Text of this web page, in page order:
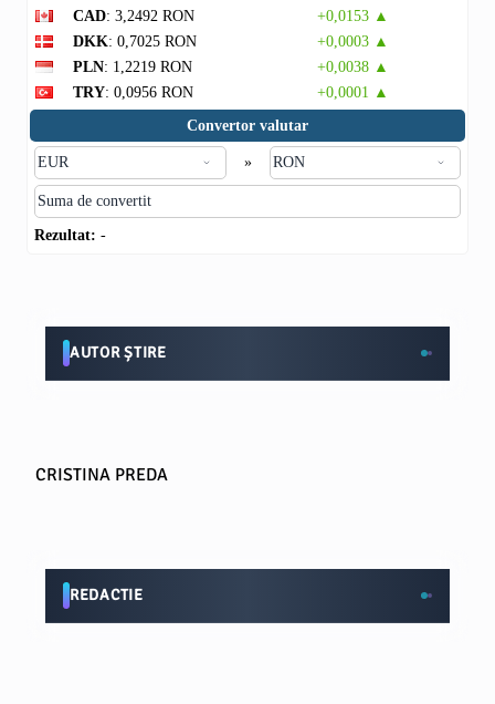
CAD: 3,2492 RON
+0,0153 ▲
DKK: 0,7025 RON
+0,0003 ▲
PLN: 1,2219 RON
+0,0038 ▲
TRY: 0,0956 RON
+0,0001 ▲
Convertor valutar
»
Rezultat: -
AUTOR ȘTIRE
CRISTINA PREDA
REDACTIE